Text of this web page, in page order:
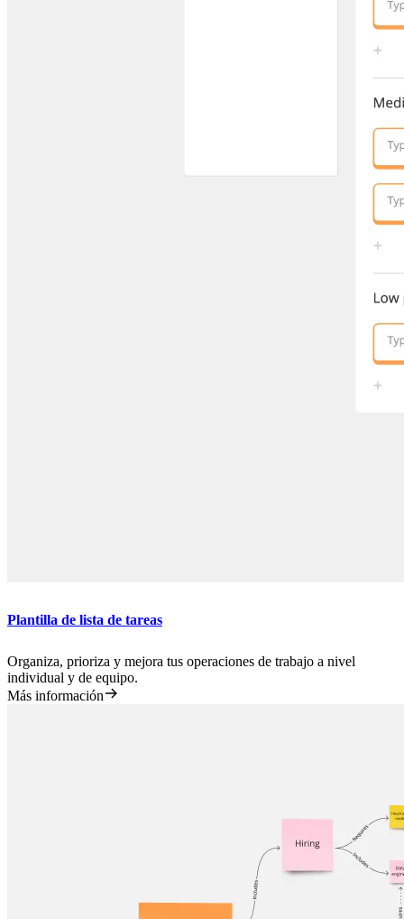
Plantilla de lista de tareas
Organiza, prioriza y mejora tus operaciones de trabajo a nivel
individual y de equipo.
Más información